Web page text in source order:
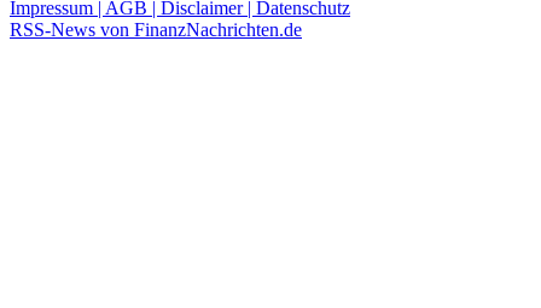
Impressum | AGB | Disclaimer | Datenschutz
RSS-News von FinanzNachrichten.de